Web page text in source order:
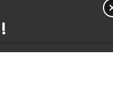
Hexyllactone
Caprylyl Glycol,
Dehydroacetic Acid,
Butylene Glycol,
Cinnamal*,